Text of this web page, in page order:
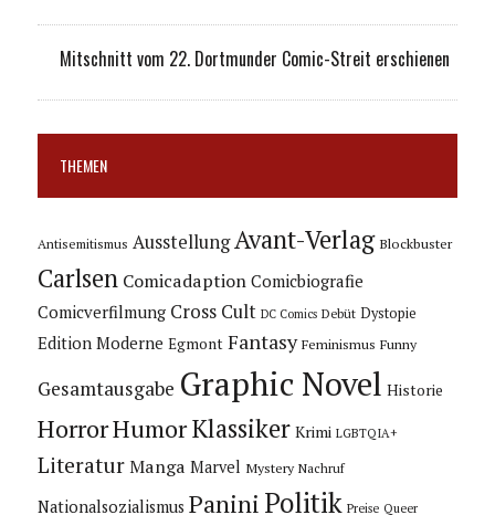
Mitschnitt vom 22. Dortmunder Comic-Streit erschienen
THEMEN
Antisemitismus Ausstellung Avant-Verlag Blockbuster
Carlsen Comicadaption Comicbiografie
Comicverfilmung Cross Cult DC Comics Debüt Dystopie
Edition Moderne Egmont Fantasy Feminismus Funny
Gesamtausgabe Graphic Novel Historie
HorrorHumorKlassiker Krimi LGBTQIA+
Literatur Manga Marvel Mystery Nachruf
Nationalsozialismus Panini Politik Preise Queer